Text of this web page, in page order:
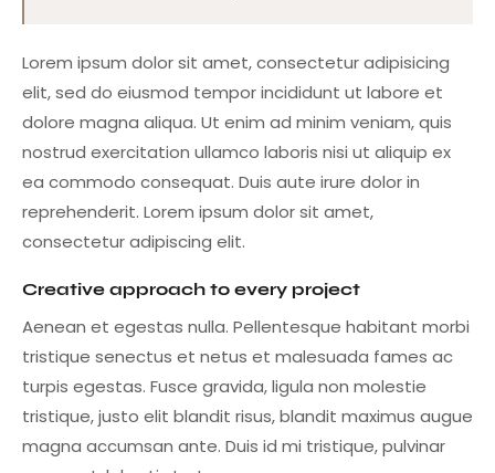
Lorem ipsum dolor sit amet, consectetur adipisicing
elit, sed do eiusmod tempor incididunt ut labore et
dolore magna aliqua. Ut enim ad minim veniam, quis
nostrud exercitation ullamco laboris nisi ut aliquip ex
ea commodo consequat. Duis aute irure dolor in
reprehenderit. Lorem ipsum dolor sit amet,
consectetur adipiscing elit.
Creative approach to every project
Aenean et egestas nulla. Pellentesque habitant morbi
tristique senectus et netus et malesuada fames ac
turpis egestas. Fusce gravida, ligula non molestie
tristique, justo elit blandit risus, blandit maximus augue
magna accumsan ante. Duis id mi tristique, pulvinar